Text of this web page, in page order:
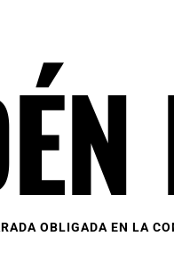
OBLIGADA EN LA